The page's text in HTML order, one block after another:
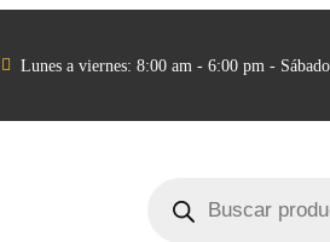
 Lunes a viernes: 8:00 am - 6:00 pm -
productos